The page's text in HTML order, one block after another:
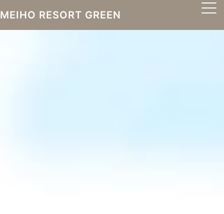
MEIHO RESORT GREEN